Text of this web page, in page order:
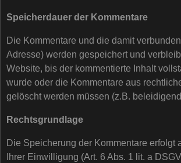
Speicherdauer der Kommentare
Die Kommentare und die damit
Adresse) werden gespeichert und
Website, bis der kommentierte Inhalt
wurde oder die Kommentare aus
gelöscht werden müssen (z.B.
Rechtsgrundlage
Die Speicherung der Kommentare erfolgt
Ihrer Einwilligung (Art. 6 Abs. 1 lit. a